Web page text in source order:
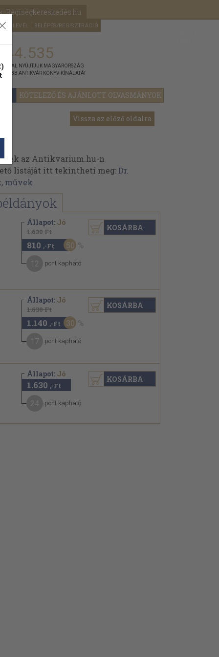
Régiségkereskedés.hu
HÍRLEVÉL BELÉPÉS/REGISZTRÁCIÓ
KÖTELEZŐ ÉS AJÁNLOTT OLVASMÁNYOK
NYÚJTJUK MAGYARORSZÁG
ANTIKVÁR KÖNYV-KÍNÁLATÁT
Vissza az előző oldalra
az Antikvarium.hu-n
listáját itt tekintheti meg:Dr.
művek
Állapot: Jó
1.630 Ft
810 ,-Ft 50
pont kapható
KOSÁRBA
Állapot: Jó
1.630 Ft
1.140 ,-Ft 30
pont kapható
KOSÁRBA
Állapot: Jó
1.630 ,-Ft
pont kapható
KOSÁRBA